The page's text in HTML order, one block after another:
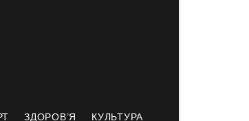
ЗДОРОВ’Я КУЛЬТУРА